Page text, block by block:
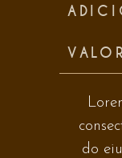
do